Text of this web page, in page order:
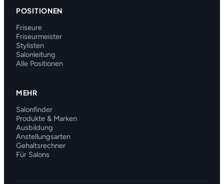
POSITIONEN
Friseure
Friseurmeister
Stylisten
Salonleitung
Alle Positionen
MEHR
Salonfinder
Produkte & Marken
Ausbildung
Anstellungsarten
Gehaltsrechner
Für Salons